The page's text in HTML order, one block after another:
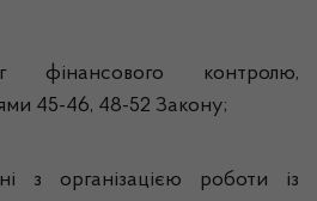
фінансового контролю,
45-46, 48-52 Закону;
з організацією роботи із